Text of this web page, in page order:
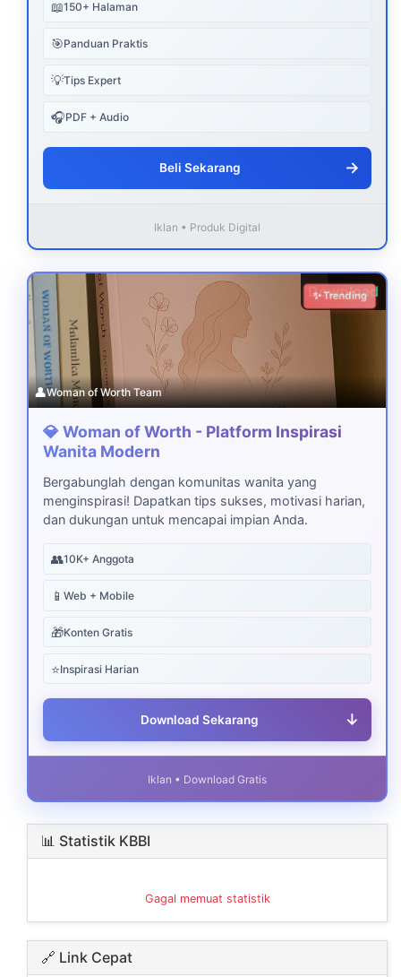
📖150+ Halaman
🎯Panduan Praktis
💡Tips Expert
🎧PDF + Audio
Beli Sekarang →
Iklan • Produk Digital
Download
✨ Trending
👤Woman of Worth Team
💎 Woman of Worth - Platform Inspirasi
Wanita Modern
Bergabunglah dengan komunitas wanita yang
menginspirasi! Dapatkan tips sukses, motivasi harian,
dan dukungan untuk mencapai impian Anda.
👥10K+ Anggota
📱 Web + Mobile
🎁Konten Gratis
⭐Inspirasi Harian
Download Sekarang ↓
Iklan • Download Gratis
📊 Statistik KBBI
Gagal memuat statistik
🔗 Link Cepat